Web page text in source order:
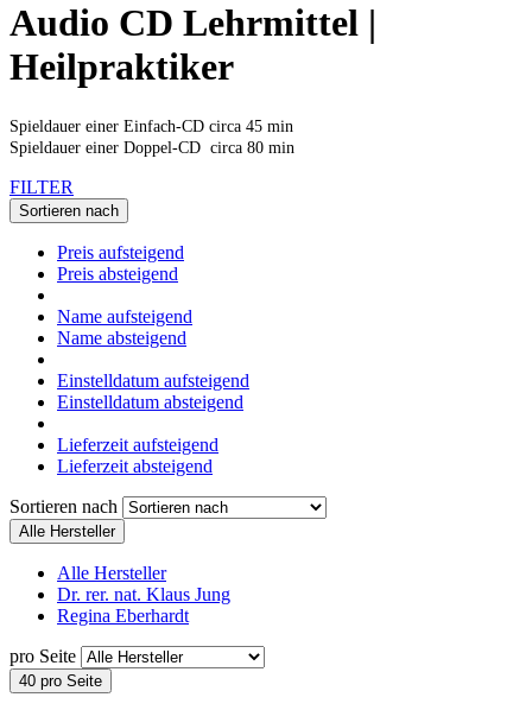
Audio CD Lehrmittel |
Heilpraktiker
Spieldauer einer Einfach-CD circa 45 min
Spieldauer einer Doppel-CD circa 80 min
FILTER
Sortieren nach
Preis aufsteigend
Preis absteigend
Name aufsteigend
Name absteigend
Einstelldatum aufsteigend
Einstelldatum absteigend
Lieferzeit aufsteigend
Lieferzeit absteigend
Sortieren nach
Alle Hersteller
Alle Hersteller
Dr. rer. nat. Klaus Jung
Regina Eberhardt
pro Seite
40 pro Seite